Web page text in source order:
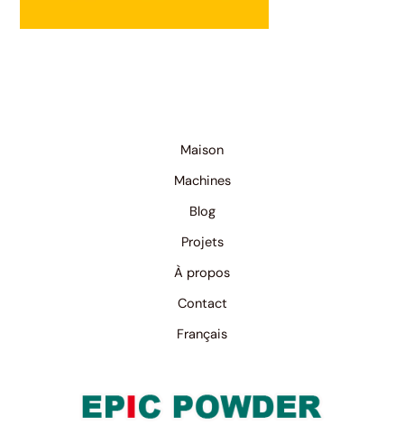
Maison
Machines
Blog
Projets
À propos
Contact
Français